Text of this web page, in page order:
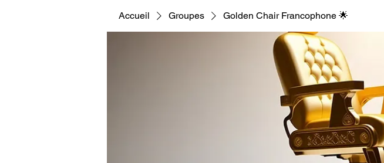
Accueil Groupes Golden Chair Francophone 🌟